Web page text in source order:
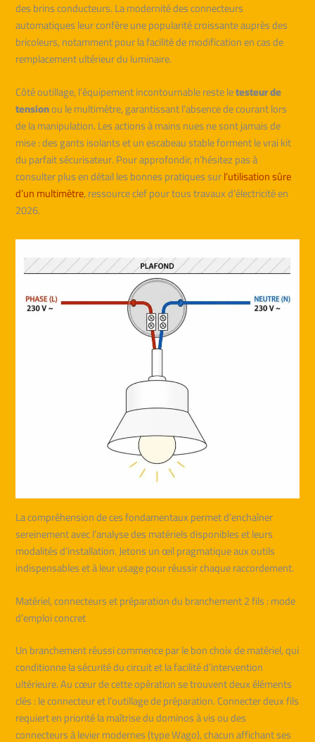
des brins conducteurs. La modernité des connecteurs
automatiques leur confère une popularité croissante auprès des
bricoleurs, notamment pour la facilité de modification en cas de
remplacement ultérieur du luminaire.
Côté outillage, l’équipement incontournable reste letesteur de
tensionou le multimètre, garantissant l’absence de courant lors
de la manipulation. Les actions à mains nues ne sont jamais de
mise : des gants isolants et un escabeau stable forment le vrai kit
du parfait sécurisateur. Pour approfondir, n’hésitez pas à
consulter plus en détail les bonnes pratiques surl’utilisation sûre
d’un multimètre, ressource clef pour tous travaux d’électricité en
2026.
La compréhension de ces fondamentaux permet d’enchaîner
sereinement avec l’analyse des matériels disponibles et leurs
modalités d’installation. Jetons un œil pragmatique aux outils
indispensables et à leur usage pour réussir chaque raccordement.
Matériel, connecteurs et préparation du branchement 2 fils : mode
d’emploi concret
Un branchement réussi commence par le bon choix de matériel, qui
conditionne la sécurité du circuit et la facilité d’intervention
ultérieure. Au cœur de cette opération se trouvent deux éléments
clés : le connecteur et l’outillage de préparation. Connecter deux fils
requiert en priorité la maîtrise du dominos à vis ou des
connecteurs à levier modernes (type Wago), chacun affichant ses